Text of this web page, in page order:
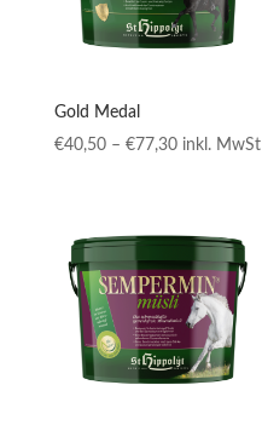
Gold Medal
€40,50 – €77,30Preisspanne:
€77,30
inkl. MwSt